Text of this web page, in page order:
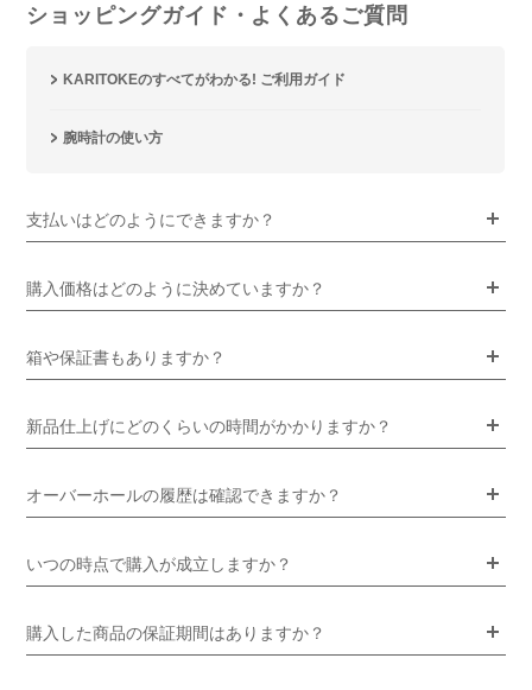
ショッピングガイド・よくあるご質問
KARITOKEのすべてがわかる! ご利用ガイド
腕時計の使い方
支払いはどのようにできますか？
購入価格はどのように決めていますか？
箱や保証書もありますか？
新品仕上げにどのくらいの時間がかかりますか？
オーバーホールの履歴は確認できますか？
いつの時点で購入が成立しますか？
購入した商品の保証期間はありますか？